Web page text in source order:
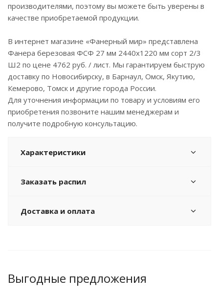
производителями, поэтому вы можете быть уверены в
качестве приобретаемой продукции.
В интернет магазине «Фанерный мир» представлена
Фанера березовая ФСФ 27 мм 2440x1220 мм сорт 2/3
Ш2 по цене 4762 руб. / лист. Мы гарантируем быструю
доставку по Новосибирску, в Барнаул, Омск, Якутию,
Кемерово, Томск и другие города России.
Для уточнения информации по товару и условиям его
приобретения позвоните нашим менеджерам и
получите подробную консультацию.
Характеристики
Заказать распил
Доставка и оплата
Выгодные предложения